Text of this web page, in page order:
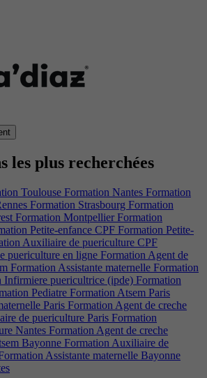
les plus recherchées
Toulouse Formation Nantes Formation
Formation Strasbourg Formation
Formation Montpellier Formation
Petite-enfance CPF Formation Petite-
Auxiliaire de puericulture CPF
puericulture en ligne Formation Agent de
Formation Assistante maternelle Formation
Infirmiere puericultrice (ipde) Formation
Pediatre Formation Atsem Paris
Paris Formation Agent de creche
de puericulture Paris Formation
Nantes Formation Agent de creche
Bayonne Formation Auxiliaire de
Assistante maternelle Bayonne